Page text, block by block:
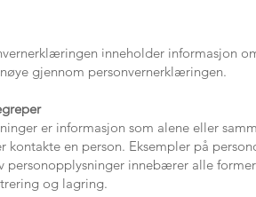
This is a Paragraph. Click on "Edit
box to start editing the content and
details or information that you
inneholder informasjon
gjennom personvernerklæringen.
er informasjon som alene eller
kontakte en person. Eksempler på
personopplysninger innebærer alle
og lagring.
Personvernerklæring